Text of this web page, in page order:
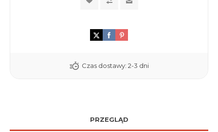
Czas dostawy: 2-3 dni
PRZEGLĄD